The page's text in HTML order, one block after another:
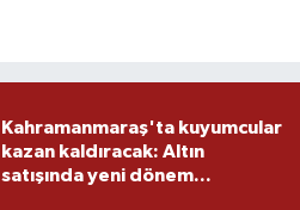
Kahramanmaraş'ta kuyumcular
kazan kaldıracak: Altın
satışında yeni dönem...